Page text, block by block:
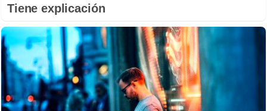
Tiene explicación